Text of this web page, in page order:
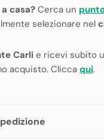
casa? Cerca un
selezionare nel
Carlie ricevi subito
acquisto. Cliccaqui.